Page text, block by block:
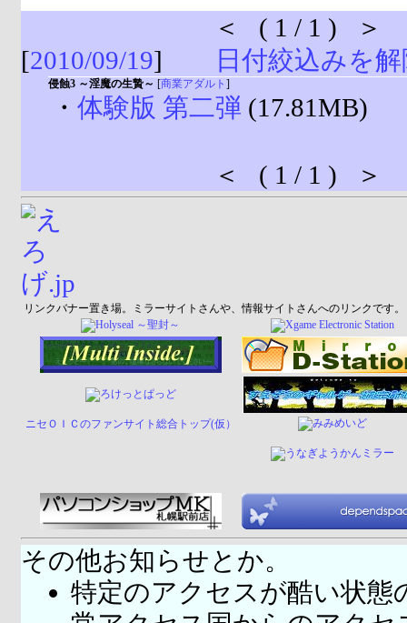
＜ ( 1 / 1 ) ＞
[2010/09/19] 日付絞込みを
侵蝕3 ～淫魔の生贄～ [商業アダルト ]
・ 体験版 第二弾 (17.81MB)
＜ ( 1 / 1 ) ＞
リンクバナー置き場。ミラーサイトさんや、情報サイトさんへのリンクです。
ニセＯＩＣのファンサイト総合トップ(仮）
その他お知らせとか。
特定のアクセスが酷い状態